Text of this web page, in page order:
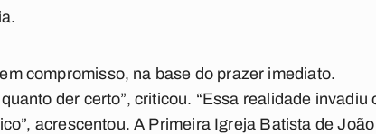
compromisso, na base do prazer imediato.
der certo”, criticou. “Essa realidade invadiu
acrescentou. A Primeira Igreja Batista de João